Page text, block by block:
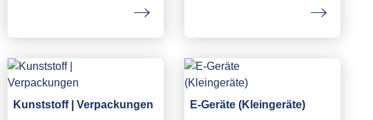
Kunststoff | Verpackungen
E-Geräte (Kleingeräte)